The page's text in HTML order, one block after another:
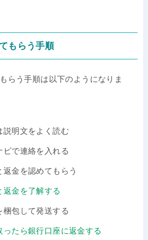
もらう手順
らう手順は以下のようになりま
明文をよく読む
で連絡を入れる
金を認めてもらう
金を了解する
包して発送する
たら銀行口座に返金する